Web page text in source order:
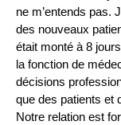
ne m’entends pas.
des nouveaux
était monté à 8
la fonction de
décisions
que des patients et
Notre relation est